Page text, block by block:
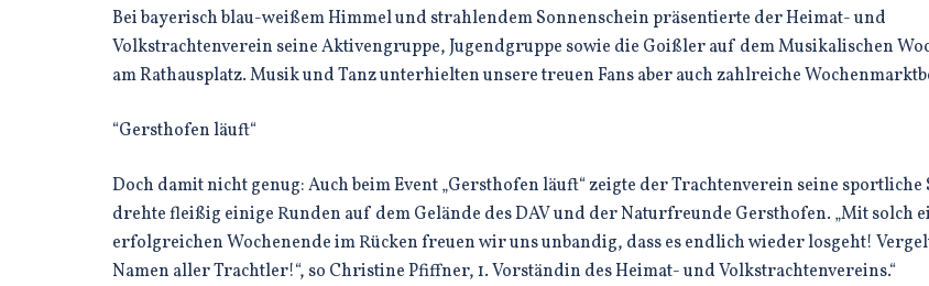
Bei bayerisch blau-weißem Himmel und strahlendem Sonnenschein präsentierte der Heimat- und
Volkstrachtenverein seine Aktivengruppe, Jugendgruppe sowie die Goißler auf dem Musikalischen
am Rathausplatz. Musik und Tanz unterhielten unsere treuen Fans aber auch zahlreiche
“Gersthofen läuft“
Doch damit nicht genug: Auch beim Event „Gersthofen läuft“ zeigte der Trachtenverein seine sportliche
drehte fleißig einige Runden auf dem Gelände des DAV und der Naturfreunde Gersthofen. „Mit solch
erfolgreichen Wochenende im Rücken freuen wir uns unbandig, dass es endlich wieder losgeht!
Namen aller Trachtler!“, so Christine Pfiffner, 1. Vorständin des Heimat- und Volkstrachtenvereins.“